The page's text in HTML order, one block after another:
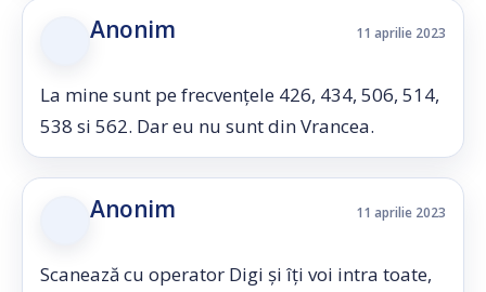
Anonim 11 aprilie 2023
La mine sunt pe frecvențele 426, 434, 506, 514,
538 si 562. Dar eu nu sunt din Vrancea.
Anonim 11 aprilie 2023
Scanează cu operator Digi și îți voi intra toate,